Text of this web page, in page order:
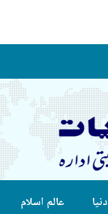
دنیا عالم اسلام